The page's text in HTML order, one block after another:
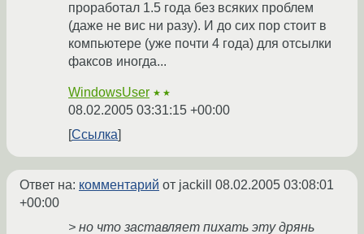
проработал 1.5 года без всяких проблем
(даже не вис ни разу). И до сих пор стоит в
компьютере (уже почти 4 года) для отсылки
факсов иногда...
WindowsUser ★★
08.02.2005 03:31:15 +00:00
Ссылка
Ответ на: комментарий от jackill 08.02.2005 03:08:01
+00:00
> но что заставляет пихать эту дрянь